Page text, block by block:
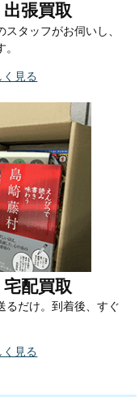
張買取
タッフがお伺いし、
く見る
配買取
るだけ。到着後、すぐ
く見る